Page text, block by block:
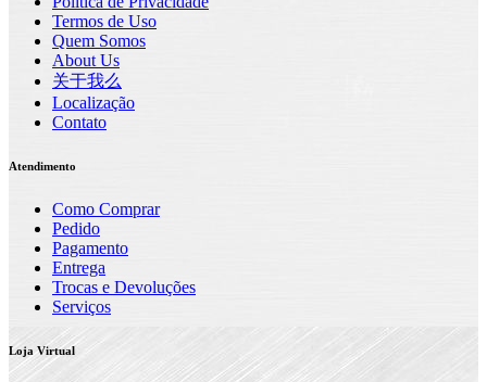
Termos de Uso
Quem Somos
About Us
关于我么
Localização
Contato
Atendimento
Como Comprar
Pedido
Pagamento
Entrega
Trocas e Devoluções
Serviços
Loja Virtual